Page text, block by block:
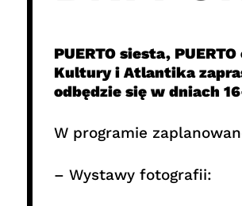
PUERTO siesta,
Kultury i Atlantika
odbędzie się w dniach
W programie
– Wystawy fotografii: